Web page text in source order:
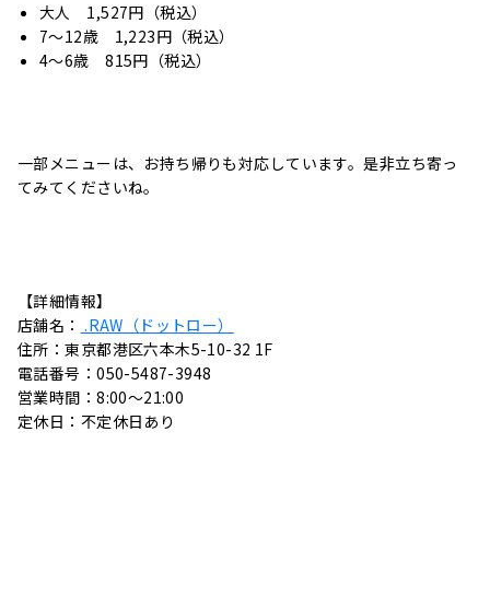
大人 1,527円（税込）
7～12歳 1,223円（税込）
4～6歳 815円（税込）
一部メニューは、お持ち帰りも対応しています。是非立ち寄っ
てみてくださいね。
【詳細情報】
店舗名： .RAW（ ドットロー）
住所：東京都港区六本木5-10-32 1F
電話番号：050-5487-3948
営業時間：8:00～21:00
定休日：不定休日あり